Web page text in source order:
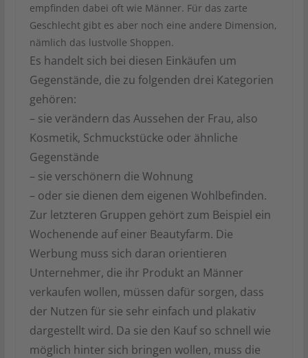
empfinden dabei oft wie Männer. Für das zarte
Geschlecht gibt es aber noch eine andere Dimension,
nämlich das lustvolle Shoppen.
Es handelt sich bei diesen Einkäufen um
Gegenstände, die zu folgenden drei Kategorien
gehören:
– sie verändern das Aussehen der Frau, also
Kosmetik, Schmuckstücke oder ähnliche
Gegenstände
– sie verschönern die Wohnung
– oder sie dienen dem eigenen Wohlbefinden.
Zur letzteren Gruppen gehört zum Beispiel ein
Wochenende auf einer Beautyfarm. Die
Werbung muss sich daran orientieren
Unternehmer, die ihr Produkt an Männer
verkaufen wollen, müssen dafür sorgen, dass
der Nutzen für sie sehr einfach und plakativ
dargestellt wird. Da sie den Kauf so schnell wie
möglich hinter sich bringen wollen, muss die